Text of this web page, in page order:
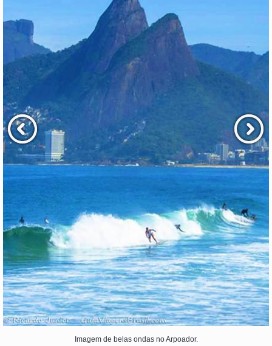
Imagem de belas ondas no Arpoador.